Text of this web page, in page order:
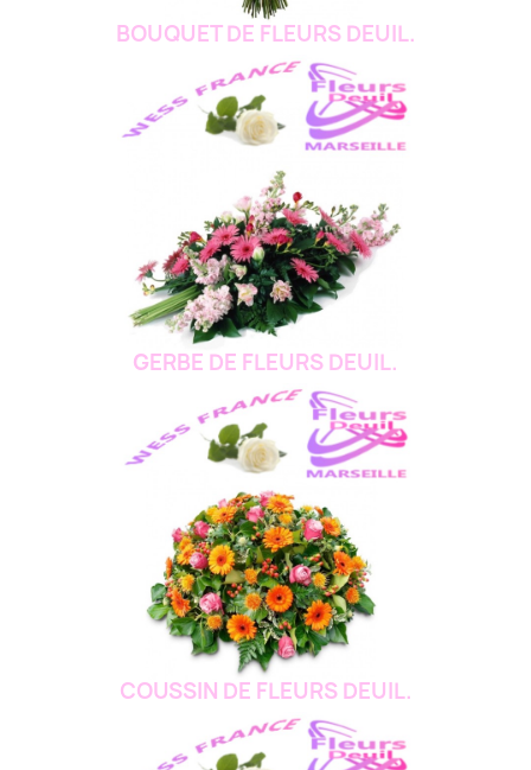
BOUQUET DE FLEURS DEUIL.
GERBE DE FLEURS DEUIL.
COUSSIN DE FLEURS DEUIL.